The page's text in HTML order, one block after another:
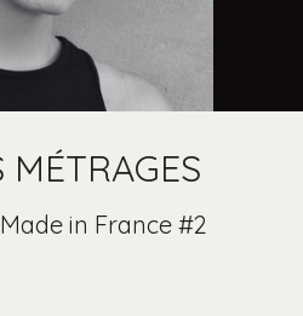
MÉTRAGES
in France #2